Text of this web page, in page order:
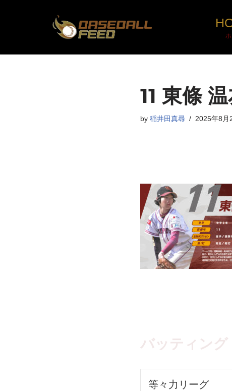
テ
11 東條
by 稲井田真尋 2025年8月
バッティング
等々力リーグ